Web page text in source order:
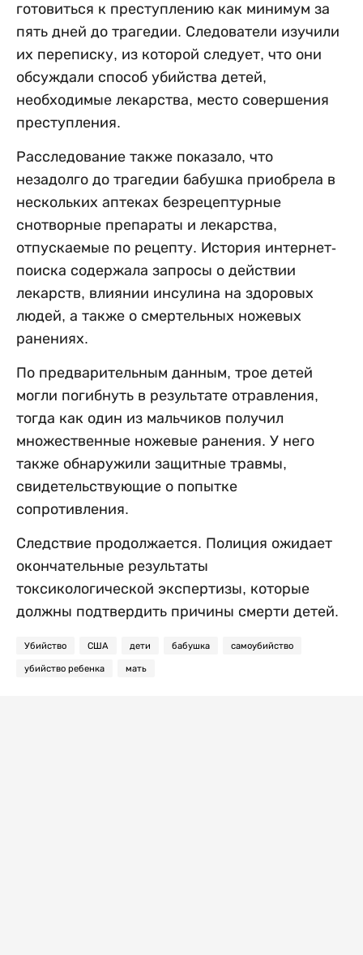
готовиться к преступлению как минимум за
пять дней до трагедии. Следователи изучили
их переписку, из которой следует, что они
обсуждали способ убийства детей,
необходимые лекарства, место совершения
преступления.
Расследование также показало, что
незадолго до трагедии бабушка приобрела в
нескольких аптеках безрецептурные
снотворные препараты и лекарства,
отпускаемые по рецепту. История интернет-
поиска содержала запросы о действии
лекарств, влиянии инсулина на здоровых
людей, а также о смертельных ножевых
ранениях.
По предварительным данным, трое детей
могли погибнуть в результате отравления,
тогда как один из мальчиков получил
множественные ножевые ранения. У него
также обнаружили защитные травмы,
свидетельствующие о попытке
сопротивления.
Следствие продолжается. Полиция ожидает
окончательные результаты
токсикологической экспертизы, которые
должны подтвердить причины смерти детей.
Убийство США дети бабушка самоубийство
убийство ребенка мать